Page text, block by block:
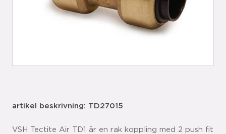
artikel beskrivning: TD27015
VSH Tectite Air TD1 är en rak koppling med 2 push fit